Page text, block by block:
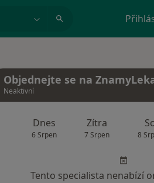
Objednejte se na
Neaktivní
Dnes
6 Srpen
Zítra
7 Srpen 8
Tento specialista nenabízí